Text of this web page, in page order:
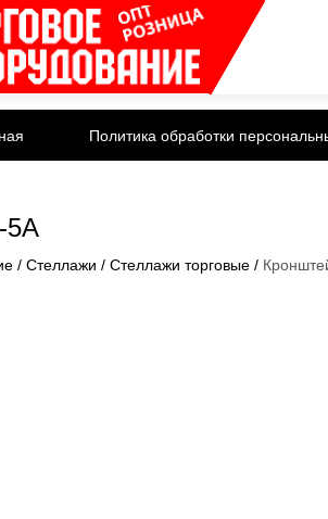
Политика обработки
5A
/ Стеллажи / Стеллажи торговые /